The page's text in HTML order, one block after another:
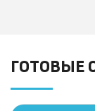
ГОТОВЫЕ